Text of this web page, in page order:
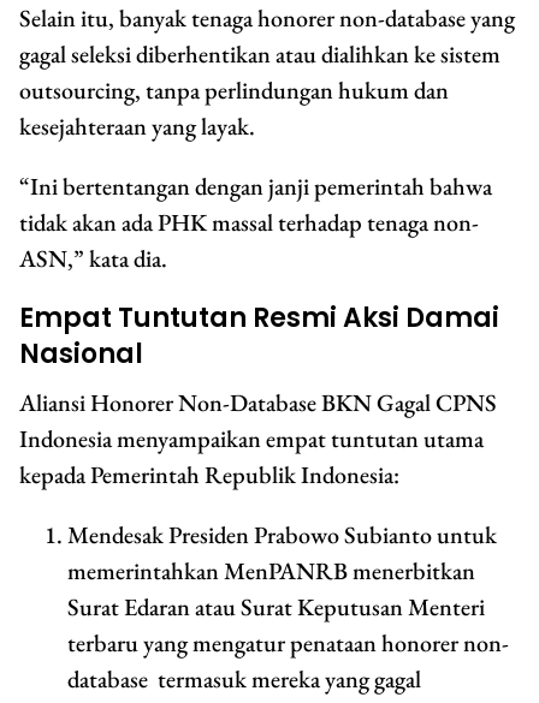
Selain itu, banyak tenaga honorer non-database yang
gagal seleksi diberhentikan atau dialihkan ke sistem
outsourcing, tanpa perlindungan hukum dan
kesejahteraan yang layak.
“Ini bertentangan dengan janji pemerintah bahwa
tidak akan ada PHK massal terhadap tenaga non-
ASN,” kata dia.
Empat Tuntutan Resmi Aksi Damai
Nasional
Aliansi Honorer Non-Database BKN Gagal CPNS
Indonesia menyampaikan empat tuntutan utama
kepada Pemerintah Republik Indonesia:
Mendesak Presiden Prabowo Subianto untuk
memerintahkan MenPANRB menerbitkan
Surat Edaran atau Surat Keputusan Menteri
terbaru yang mengatur penataan honorer non-
database termasuk mereka yang gagal